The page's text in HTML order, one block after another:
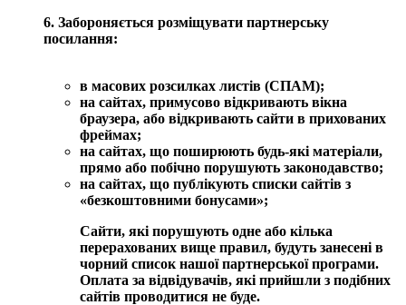
6. Забороняється розміщувати партнерську
посилання:
в масових розсилках листів (СПАМ);
на сайтах, примусово відкривають вікна
браузера, або відкривають сайти в прихованих
фреймах;
на сайтах, що поширюють будь-які матеріали,
прямо або побічно порушують законодавство;
на сайтах, що публікують списки сайтів з
«безкоштовними бонусами»;
Сайти, які порушують одне або кілька
перерахованих вище правил, будуть занесені в
чорний список нашої партнерської програми.
Оплата за відвідувачів, які прийшли з подібних
сайтів проводитися не буде.